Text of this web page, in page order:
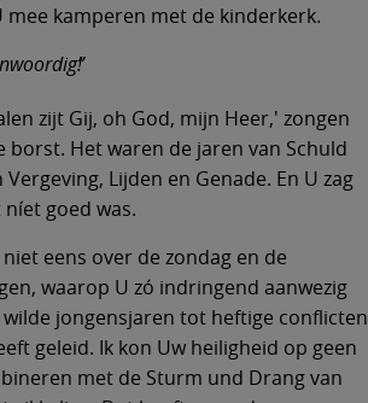
mee kamperen met de kinderkerk.
zijt Gij, oh God, mijn Heer,' zongen
borst. Het waren de jaren van Schuld
Lijden en Genade. En U zag
goed was.
eens over de zondag en de
waarop U zó indringend aanwezig
jongensjaren tot heftige conflicten
geleid. Ik kon Uw heiligheid op geen
met de Sturm und Drang van